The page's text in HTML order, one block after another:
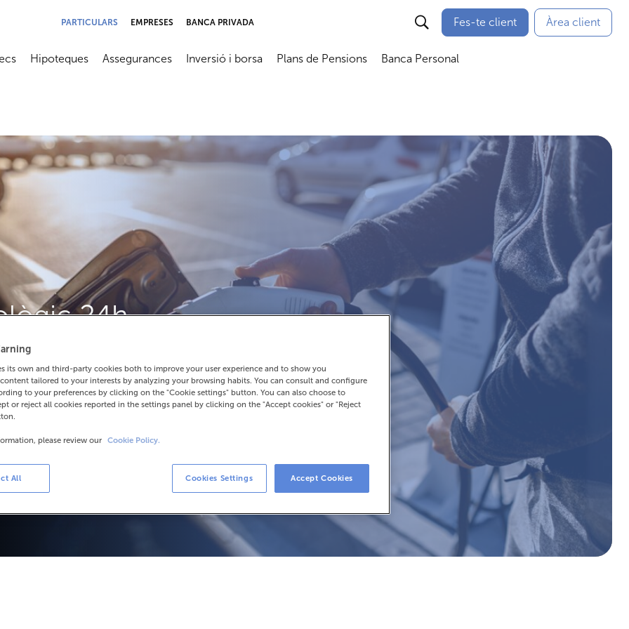
PARTICULARS EMPRESES BANCA PRIVADA Fes-te client Àrea client
Abrir submenú
Hipoteques
Abrir submenú
Assegurances
Abrir submenú
Inversió i borsa
Abrir submenú
Plans de Pensions
Abrir submenú
Banca Personal
24h
tu també ho facis. Si tries
especials.
its own and third-party cookies both to improve your user experience and to show you
tailored to your interests by analyzing your browsing habits. You can consult and configure
to your preferences by clicking on the "Cookie settings" button. You can also choose to
or reject all cookies reported in the settings panel by clicking on the "Accept cookies" or "Reject
please review our Cookie Policy.
All Cookies Settings Accept Cookies